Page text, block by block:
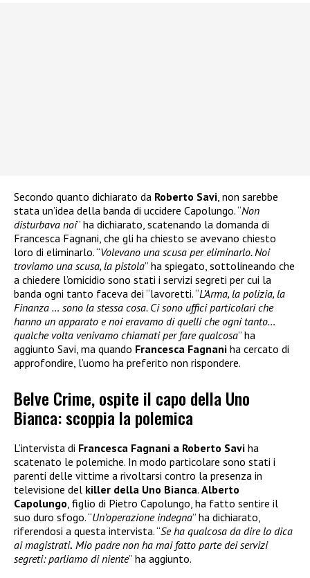
Secondo quanto dichiarato da Roberto Savi, non sarebbe
stata un’idea della banda di uccidere Capolungo. “Non
disturbava noi” ha dichiarato, scatenando la domanda di
Francesca Fagnani, che gli ha chiesto se avevano chiesto
loro di eliminarlo. “Volevano una scusa per eliminarlo. Noi
troviamo una scusa, la pistola” ha spiegato, sottolineando che
a chiedere l’omicidio sono stati i servizi segreti per cui la
banda ogni tanto faceva dei “lavoretti. “L’Arma, la polizia, la
Finanza … sono la stessa cosa. Ci sono uffici particolari che
hanno un apparato e noi eravamo di quelli che ogni tanto…
qualche volta venivamo chiamati per fare qualcosa” ha
aggiunto Savi, ma quando Francesca Fagnani ha cercato di
approfondire, l’uomo ha preferito non rispondere.
Belve Crime, ospite il capo della Uno
Bianca: scoppia la polemica
L’intervista di Francesca Fagnani a Roberto Savi ha
scatenato le polemiche. In modo particolare sono stati i
parenti delle vittime a rivoltarsi contro la presenza in
televisione del killer della Uno Bianca. Alberto
Capolungo , figlio di Pietro Capolungo, ha fatto sentire il
suo duro sfogo. “Un’operazione indegna” ha dichiarato,
riferendosi a questa intervista. “Se ha qualcosa da dire lo dica
ai magistrati. Mio padre non ha mai fatto parte dei servizi
segreti: parliamo di niente” ha aggiunto.